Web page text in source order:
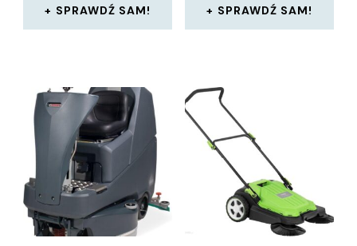
SPRAWDŹ SAM! SPRAWDŹ SAM!